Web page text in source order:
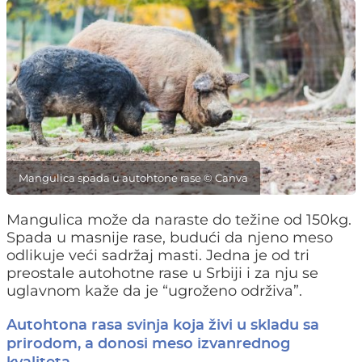
Mangulica spada u autohtone rase © Canva
Mangulica može da naraste do težine od 150kg.
Spada u masnije rase, budući da njeno meso
odlikuje veći sadržaj masti. Jedna je od tri
preostale autohotne rase u Srbiji i za nju se
uglavnom kaže da je “ugroženo održiva”.
Autohtona rasa svinja koja živi u skladu sa
prirodom, a donosi meso izvanrednog